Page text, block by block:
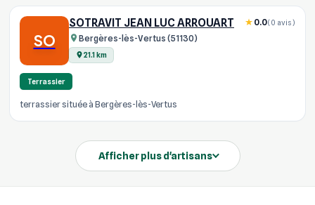
SO
SOTRAVIT JEAN LUC ARROUART
Bergères-lès-Vertus (51130)
21.1 km
0.0(0 avis)
Terrassier
terrassier située à Bergères-lès-Vertus
Afficher plus d'artisans